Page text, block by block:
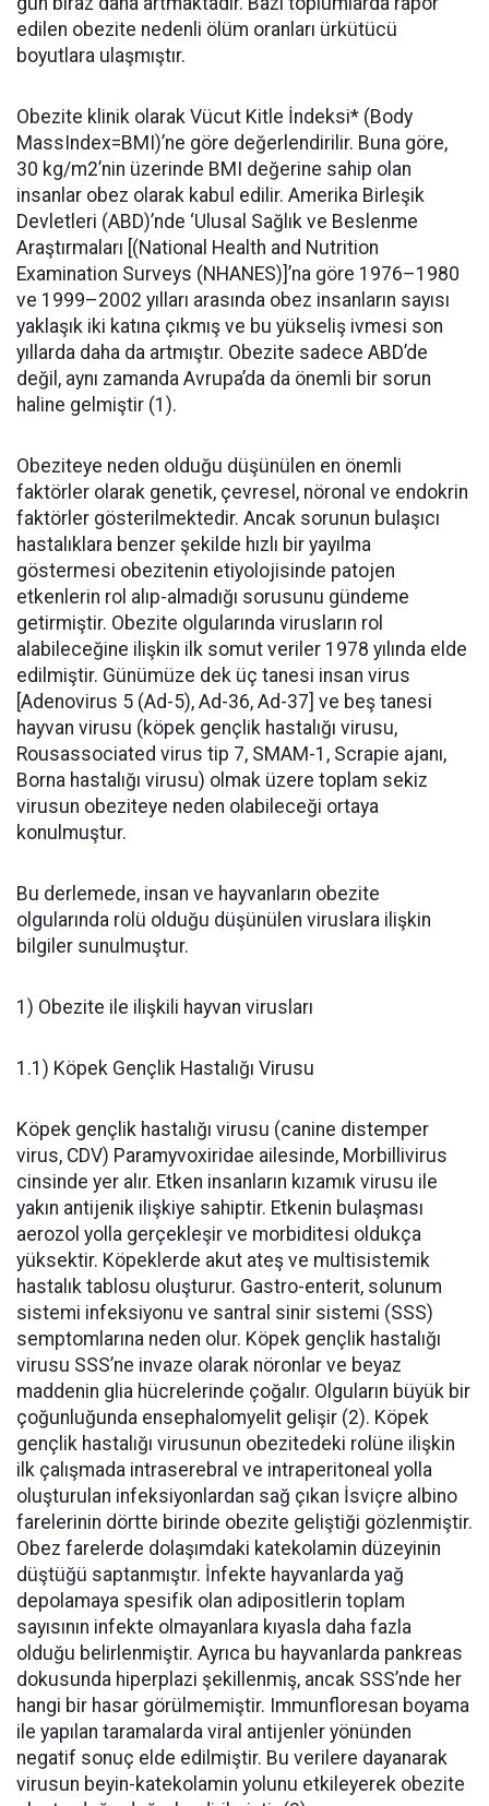
edilen obezite nedenli ölüm oranları ürkütücü
boyutlara ulaşmıştır.
Obezite klinik olarak Vücut Kitle İndeksi* (Body
MassIndex=BMI)’ne göre değerlendirilir. Buna göre,
30 kg/m2’nin üzerinde BMI değerine sahip olan
insanlar obez olarak kabul edilir. Amerika Birleşik
Devletleri (ABD)’nde ‘Ulusal Sağlık ve Beslenme
Araştırmaları [(National Health and Nutrition
Examination Surveys (NHANES)]’na göre 1976–1980
ve 1999–2002 yılları arasında obez insanların sayısı
yaklaşık iki katına çıkmış ve bu yükseliş ivmesi son
yıllarda daha da artmıştır. Obezite sadece ABD’de
değil, aynı zamanda Avrupa’da da önemli bir sorun
haline gelmiştir (1).
Obeziteye neden olduğu düşünülen en önemli
faktörler olarak genetik, çevresel, nöronal ve endokrin
faktörler gösterilmektedir. Ancak sorunun bulaşıcı
hastalıklara benzer şekilde hızlı bir yayılma
göstermesi obezitenin etiyolojisinde patojen
etkenlerin rol alıp-almadığı sorusunu gündeme
getirmiştir. Obezite olgularında virusların rol
alabileceğine ilişkin ilk somut veriler 1978 yılında elde
edilmiştir. Günümüze dek üç tanesi insan virus
[Adenovirus 5 (Ad-5), Ad-36, Ad-37] ve beş tanesi
hayvan virusu (köpek gençlik hastalığı virusu,
Rousassociated virus tip 7, SMAM-1, Scrapie ajanı,
Borna hastalığı virusu) olmak üzere toplam sekiz
virusun obeziteye neden olabileceği ortaya
konulmuştur.
Bu derlemede, insan ve hayvanların obezite
olgularında rolü olduğu düşünülen viruslara ilişkin
bilgiler sunulmuştur.
1) Obezite ile ilişkili hayvan virusları
1.1) Köpek Gençlik Hastalığı Virusu
Köpek gençlik hastalığı virusu (canine distemper
virus, CDV) Paramyvoxiridae ailesinde, Morbillivirus
cinsinde yer alır. Etken insanların kızamık virusu ile
yakın antijenik ilişkiye sahiptir. Etkenin bulaşması
aerozol yolla gerçekleşir ve morbiditesi oldukça
yüksektir. Köpeklerde akut ateş ve multisistemik
hastalık tablosu oluşturur. Gastro-enterit, solunum
sistemi infeksiyonu ve santral sinir sistemi (SSS)
semptomlarına neden olur. Köpek gençlik hastalığı
virusu SSS’ne invaze olarak nöronlar ve beyaz
maddenin glia hücrelerinde çoğalır. Olguların büyük bir
çoğunluğunda ensephalomyelit gelişir (2). Köpek
gençlik hastalığı virusunun obezitedeki rolüne ilişkin
ilk çalışmada intraserebral ve intraperitoneal yolla
oluşturulan infeksiyonlardan sağ çıkan İsviçre albino
farelerinin dörtte birinde obezite geliştiği gözlenmiştir.
Obez farelerde dolaşımdaki katekolamin düzeyinin
düştüğü saptanmıştır. İnfekte hayvanlarda yağ
depolamaya spesifik olan adipositlerin toplam
sayısının infekte olmayanlara kıyasla daha fazla
olduğu belirlenmiştir. Ayrıca bu hayvanlarda pankreas
dokusunda hiperplazi şekillenmiş, ancak SSS’nde her
hangi bir hasar görülmemiştir. Immunfloresan boyama
ile yapılan taramalarda viral antijenler yönünden
negatif sonuç elde edilmiştir. Bu verilere dayanarak
virusun beyin-katekolamin yolunu etkileyerek obezite